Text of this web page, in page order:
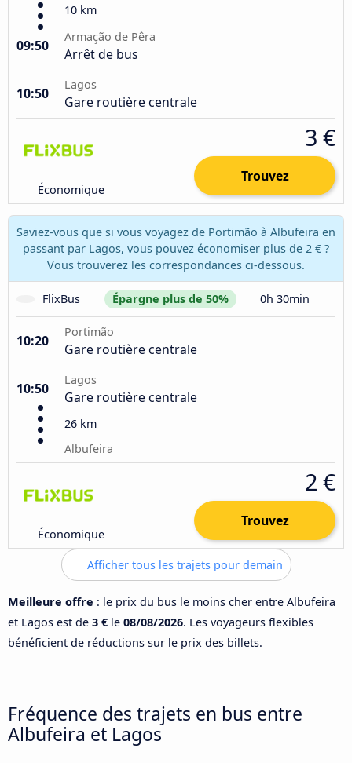
10 km
09:50
Armação de Pêra
Arrêt de bus
10:50
Lagos
Gare routière centrale
Économique
3 €
Trouvez
Saviez-vous que si vous voyagez de Portimão à Albufeira en
passant par Lagos, vous pouvez économiser plus de 2 € ?
Vous trouverez les correspondances ci-dessous.
FlixBus Épargne plus de 50% 0h 30min
10:20
Portimão
Gare routière centrale
10:50
Lagos
Gare routière centrale
26 km
Albufeira
Économique
2 €
Trouvez
Afficher tous les trajets pour demain
Meilleure offre : le prix du bus le moins cher entre Albufeira
et Lagos est de 3 € le 08/08/2026. Les voyageurs flexibles
bénéficient de réductions sur le prix des billets.
Fréquence des trajets en bus entre
Albufeira et Lagos